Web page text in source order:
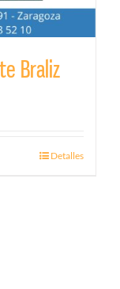
Braliz
Detalles